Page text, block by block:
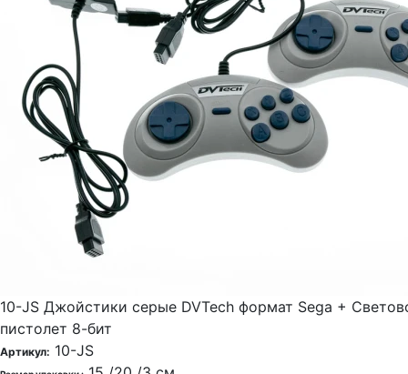
10-JS Джойстики серые DVTech формат Sega +
пистолет 8-бит
Артикул: 10-JS